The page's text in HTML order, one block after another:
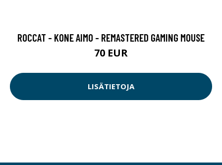
ROCCAT - KONE AIMO - REMASTERED GAMING MOUSE
70 EUR
LISÄTIETOJA